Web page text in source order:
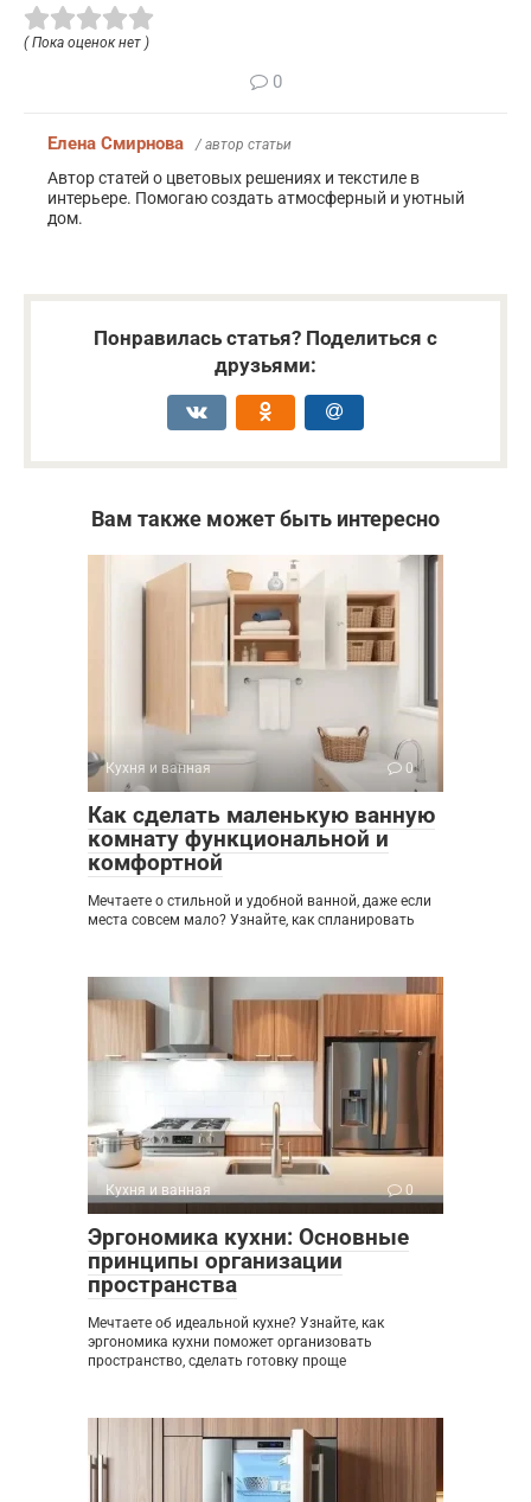
( Пока оценок нет )
0
Елена Смирнова / автор статьи
Автор статей о цветовых решениях и текстиле в
интерьере. Помогаю создать атмосферный и уютный
дом.
Понравилась статья? Поделиться с
друзьями:
Вам также может быть интересно
Кухня и ванная 0
Как сделать маленькую ванную
комнату функциональной и
комфортной
Мечтаете о стильной и удобной ванной, даже если
места совсем мало? Узнайте, как спланировать
Кухня и ванная 0
Эргономика кухни: Основные
принципы организации
пространства
Мечтаете об идеальной кухне? Узнайте, как
эргономика кухни поможет организовать
пространство, сделать готовку проще